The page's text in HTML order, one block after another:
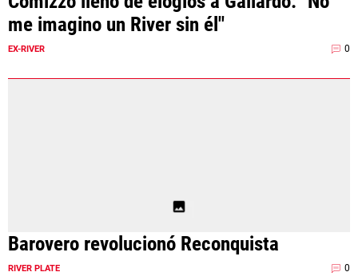
me imagino un River sin él"
EX-RIVER 0
Barovero revolucionó Reconquista
RIVER PLATE 0